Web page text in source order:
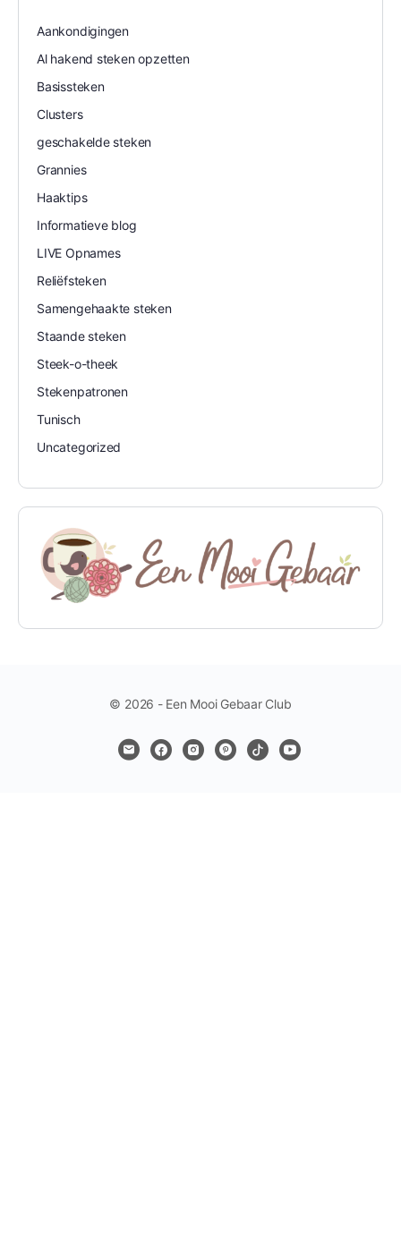
Aankondigingen
Al hakend steken opzetten
Basissteken
Clusters
geschakelde steken
Grannies
Haaktips
Informatieve blog
LIVE Opnames
Reliëfsteken
Samengehaakte steken
Staande steken
Steek-o-theek
Stekenpatronen
Tunisch
Uncategorized
© 2026 - Een Mooi Gebaar Club